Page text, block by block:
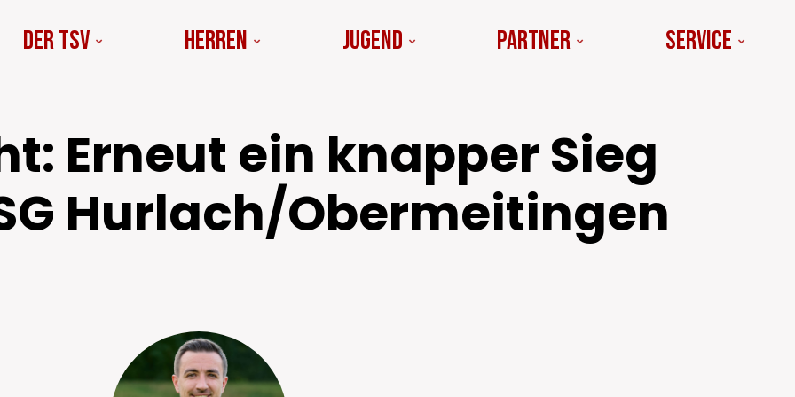
Der TSV Herren Jugend Partner Service
Erneut ein knapper Sieg
Hurlach/Obermeitingen